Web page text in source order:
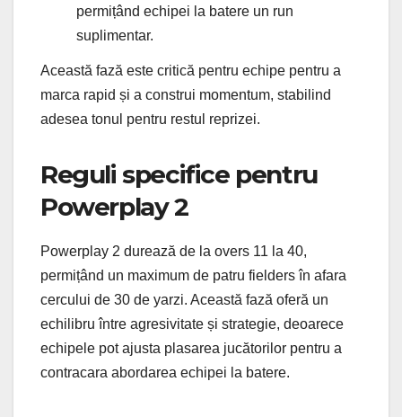
permițând echipei la batere un run
suplimentar.
Această fază este critică pentru echipe pentru a
marca rapid și a construi momentum, stabilind
adesea tonul pentru restul reprizei.
Reguli specifice pentru
Powerplay 2
Powerplay 2 durează de la overs 11 la 40,
permițând un maximum de patru fielders în afara
cercului de 30 de yarzi. Această fază oferă un
echilibru între agresivitate și strategie, deoarece
echipele pot ajusta plasarea jucătorilor pentru a
contracara abordarea echipei la batere.